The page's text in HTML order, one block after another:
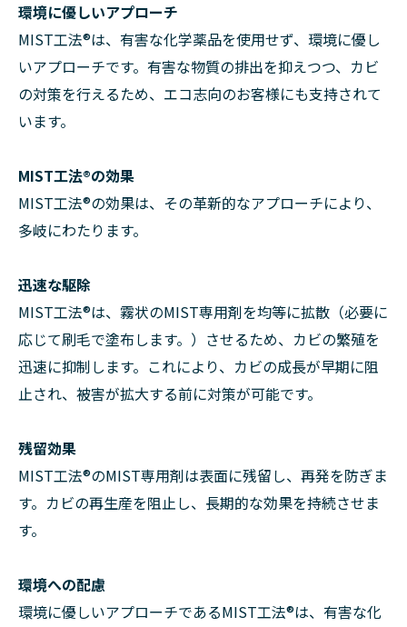
環境に優しいアプローチ
MIST工法®は、有害な化学薬品を使用せず、環境に優し
いアプローチです。有害な物質の排出を抑えつつ、カビ
の対策を行えるため、エコ志向のお客様にも支持されて
います。
MIST工法®の効果
MIST工法®の効果は、その革新的なアプローチにより、
多岐にわたります。
迅速な駆除
MIST工法®は、霧状のMIST専用剤を均等に拡散（必要に
応じて刷毛で塗布します。）させるため、カビの繁殖を
迅速に抑制します。これにより、カビの成長が早期に阻
止され、被害が拡大する前に対策が可能です。
残留効果
MIST工法®のMIST専用剤は表面に残留し、再発を防ぎま
す。カビの再生産を阻止し、長期的な効果を持続させま
す。
環境への配慮
環境に優しいアプローチであるMIST工法®は、有害な化